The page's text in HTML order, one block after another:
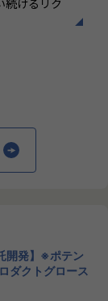
者としてプ
値発揮し続
成長できる
スに伴走
していま
に創り出
を志したと
ていただ
開発】※ポテン
ダクトグロース